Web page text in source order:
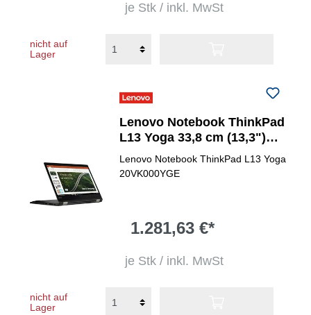
je Stk / inkl. MwSt
nicht auf
Lager
Lenovo Notebook ThinkPad
L13 Yoga 33,8 cm (13,3")
Intel® Core&trade; i5
Lenovo Notebook ThinkPad L13 Yoga
20VK000YGE
1.281,63 €*
je Stk / inkl. MwSt
nicht auf
Lager